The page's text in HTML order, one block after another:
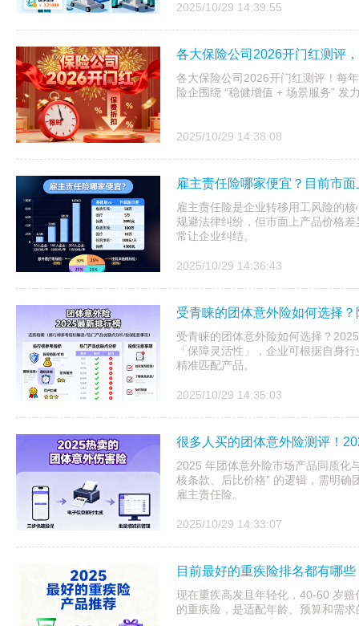
2025/10/29 14:39:55
各大保险公司2026开门红测评
各大保险公司2026开门红测评！每
险企围绕 “稳健增值 + 场景服务” 发
2025/10/29 14:38:08
雇主责任险哪家便宜？目前市
雇主责任险是企业转移用工风险的
规避法律纠纷，但市面上产品价格差
常让企业纠结。
2025/10/29 14:36:43
受青睐的团体意外险如何选择
受青睐的团体意外险如何选择？
「保障灵活性」，企业可根据自身
精准匹配产品。
2025/10/29 14:35:03
很多人买的团体意外险测评！
2025 年团体意外险市场产品同质化
核条款、后比价格” 的逻辑，需明确
雇主责任险。
2025/10/29 14:33:07
目前最好的重疾险排名都有哪
现在重疾高发且年轻化，40-60 岁赔
的重疾险，是适配年龄、预算和需